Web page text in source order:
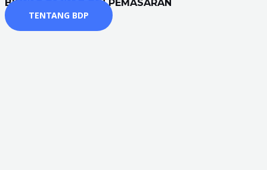
BISNIS DARING DAN PEMASARAN
TENTANG BDP